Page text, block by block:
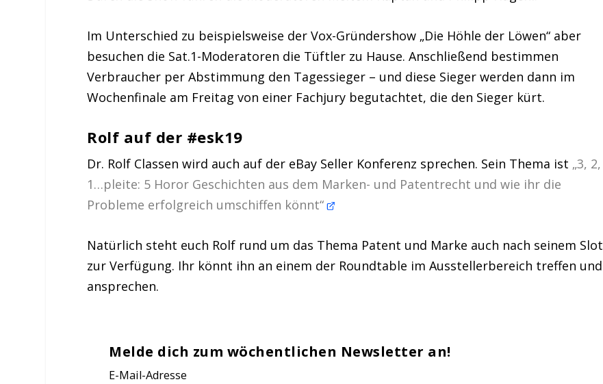
Im Unterschied zu beispielsweise der Vox-Gründershow „Die Höhle der Löwen“ aber
besuchen die Sat.1-Moderatoren die Tüftler zu Hause. Anschließend bestimmen
Verbraucher per Abstimmung den Tagessieger – und diese Sieger werden dann im
Wochenfinale am Freitag von einer Fachjury begutachtet, die den Sieger kürt.
Rolf auf der #esk19
Dr. Rolf Classen wird auch auf der eBay Seller Konferenz sprechen. Sein Thema ist „3, 2,
1…pleite: 5 Horor Geschichten aus dem Marken- und Patentrecht und wie ihr die
Probleme erfolgreich umschiffen könnt“
Natürlich steht euch Rolf rund um das Thema Patent und Marke auch nach seinem Slot
zur Verfügung. Ihr könnt ihn an einem der Roundtable im Ausstellerbereich treffen und
ansprechen.
Melde dich zum wöchentlichen Newsletter an!
E-Mail-Adresse